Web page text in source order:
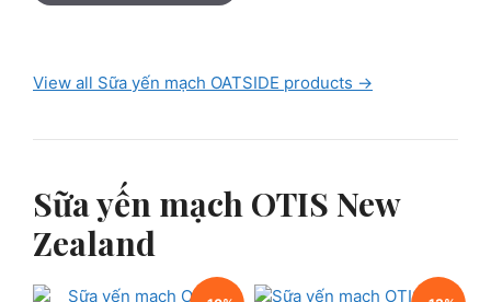
View all Sữa yến mạch OATSIDE products →
Sữa yến mạch OTIS New
Zealand